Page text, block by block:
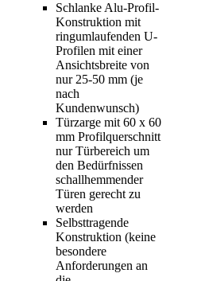
Schlanke Alu-Profil-
Konstruktion mit
ringumlaufenden U-
Profilen mit einer
Ansichtsbreite von
nur 25-50 mm (je
nach
Kundenwunsch)
Türzarge mit 60 x 60
mm Profilquerschnitt
nur Türbereich um
den Bedürfnissen
schallhemmender
Türen gerecht zu
werden
Selbsttragende
Konstruktion (keine
besondere
Anforderungen an